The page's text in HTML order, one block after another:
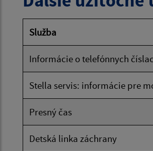
Služba
Informácie o telefónnych
Stella servis: informácie pre
Presný čas
Detská linka záchrany